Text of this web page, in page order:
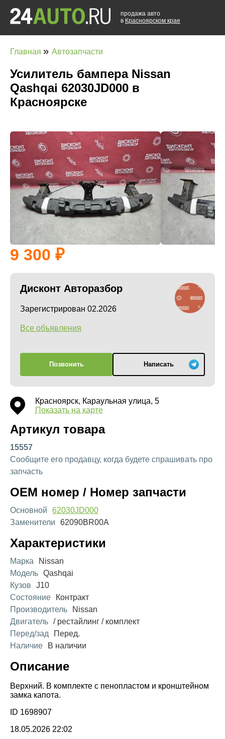
продажа авто
в Красноярском крае
Главная » Автозапчасти
Усилитель бампера Nissan
Qashqai 62030JD000 в
Красноярске
9 300
Дисконт Авторазбор
Зарегистрирован 02.2026
Все объявления
Позвонить Написать
Красноярск, Караульная улица, 5
Показать на карте
Артикул товара
15557
Сообщите его продавцу, когда будете спрашивать про
запчасть
OEM номер / Номер запчасти
Основной
62030JD000
Заменители
62090BR00A
Характеристики
Марка
Nissan
Модель Qashqai
Кузов
J10
Состояние
Контракт
Производитель
Nissan
Двигатель / рестайлинг / комплект
Перед/зад
Перед.
Наличие
В наличии
Описание
Верхний. В комплекте с пенопластом и кронштейном
замка капота.
ID 1698907
18.05.2026 22:02